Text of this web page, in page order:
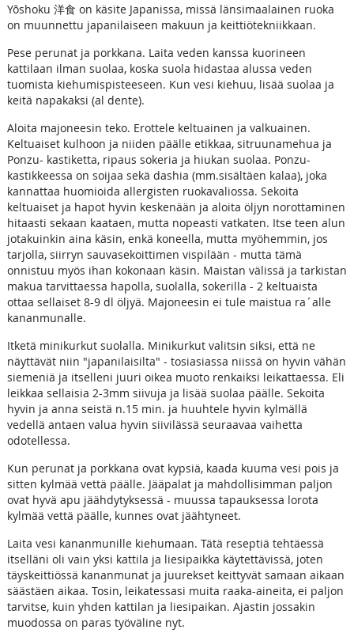
Yōshoku 洋食 on käsite Japanissa, missä länsimaalainen ruoka
on muunnettu japanilaiseen makuun ja keittiötekniikkaan.
Pese perunat ja porkkana. Laita veden kanssa kuorineen
kattilaan ilman suolaa, koska suola hidastaa alussa veden
tuomista kiehumispisteeseen. Kun vesi kiehuu, lisää suolaa ja
keitä napakaksi (al dente).
Aloita majoneesin teko. Erottele keltuainen ja valkuainen.
Keltuaiset kulhoon ja niiden päälle etikkaa, sitruunamehua ja
Ponzu- kastiketta, ripaus sokeria ja hiukan suolaa. Ponzu-
kastikkeessa on soijaa sekä dashia (mm.sisältäen kalaa), joka
kannattaa huomioida allergisten ruokavaliossa. Sekoita
keltuaiset ja hapot hyvin keskenään ja aloita öljyn norottaminen
hitaasti sekaan kaataen, mutta nopeasti vatkaten. Itse teen alun
jotakuinkin aina käsin, enkä koneella, mutta myöhemmin, jos
tarjolla, siirryn sauvasekoittimen vispilään - mutta tämä
onnistuu myös ihan kokonaan käsin. Maistan välissä ja tarkistan
makua tarvittaessa hapolla, suolalla, sokerilla - 2 keltuaista
ottaa sellaiset 8-9 dl öljyä. Majoneesin ei tule maistua ra´alle
kananmunalle.
Itketä minikurkut suolalla. Minikurkut valitsin siksi, että ne
näyttävät niin "japanilaisilta" - tosiasiassa niissä on hyvin vähän
siemeniä ja itselleni juuri oikea muoto renkaiksi leikattaessa. Eli
leikkaa sellaisia 2-3mm siivuja ja lisää suolaa päälle. Sekoita
hyvin ja anna seistä n.15 min. ja huuhtele hyvin kylmällä
vedellä antaen valua hyvin siivilässä seuraavaa vaihetta
odotellessa.
Kun perunat ja porkkana ovat kypsiä, kaada kuuma vesi pois ja
sitten kylmää vettä päälle. Jääpalat ja mahdollisimman paljon
ovat hyvä apu jäähdytyksessä - muussa tapauksessa lorota
kylmää vettä päälle, kunnes ovat jäähtyneet.
Laita vesi kananmunille kiehumaan. Tätä reseptiä tehtäessä
itselläni oli vain yksi kattila ja liesipaikka käytettävissä, joten
täyskeittiössä kananmunat ja juurekset keittyvät samaan aikaan
säästäen aikaa. Tosin, leikatessasi muita raaka-aineita, ei paljon
tarvitse, kuin yhden kattilan ja liesipaikan. Ajastin jossakin
muodossa on paras työväline nyt.